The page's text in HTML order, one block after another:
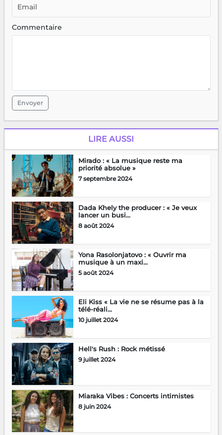
Commentaire
Envoyer
LIRE AUSSI
Mirado : « La musique reste ma
priorité absolue »
7 septembre 2024
Dada Khely the producer : « Je veux
lancer un busi...
8 août 2024
Yona Rasolonjatovo : « Ouvrir ma
musique à un maxi...
5 août 2024
Eli Kiss « La vie ne se résume pas à la
télé-réali...
10 juillet 2024
Hell's Rush : Rock métissé
9 juillet 2024
Miaraka Vibes : Concerts intimistes
8 juin 2024